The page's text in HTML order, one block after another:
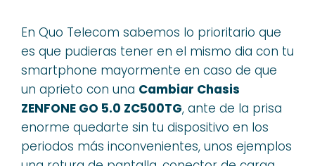
En Quo Telecom sabemos lo prioritario que
es que pudieras tener en el mismo dia con tu
smartphone mayormente en caso de que
un aprieto con una Cambiar Chasis
ZENFONE GO 5.0 ZC500TG, ante de la prisa
enorme quedarte sin tu dispositivo en los
periodos más inconvenientes, unos ejemplos